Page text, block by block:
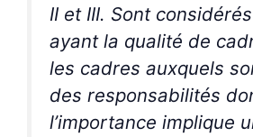
II et III. Sont
ayant la qualité de
les cadres auxquels
des responsabilités
l’importance implique